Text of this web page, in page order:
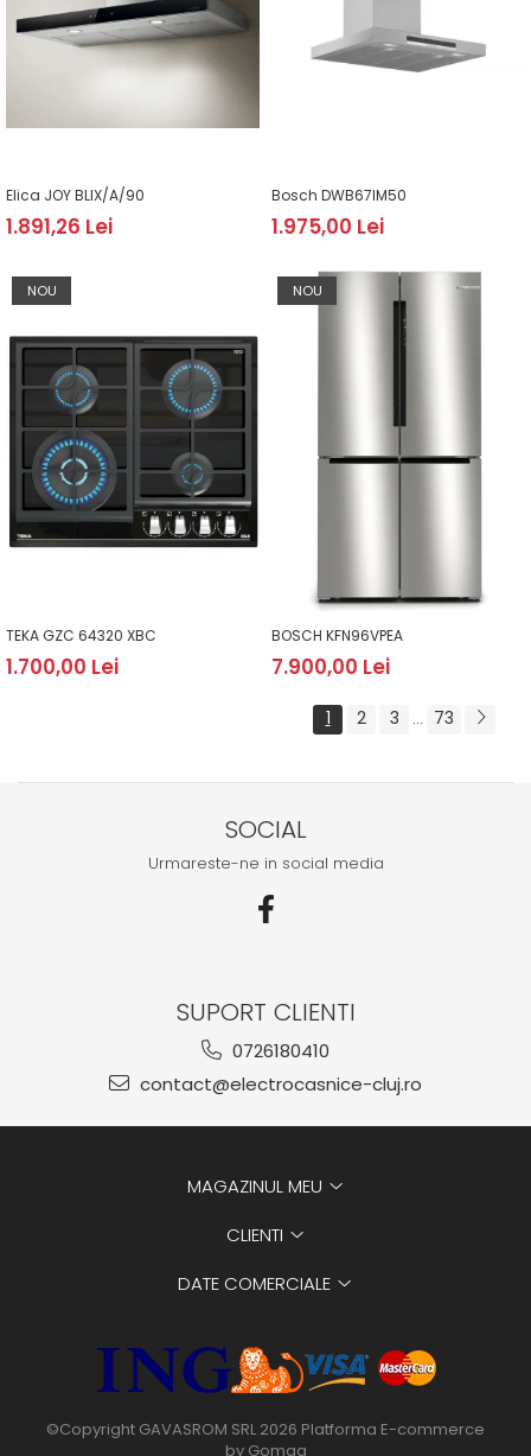
Elica JOY BLIX/A/90
1.891,26 Lei
Bosch DWB67IM50
1.975,00 Lei
NOU
TEKA GZC 64320 XBC
1.700,00 Lei
NOU
BOSCH KFN96VPEA
7.900,00 Lei
1 2 3 ... 73
SOCIAL
Urmareste-ne in social media
SUPORT CLIENTI
0726180410
contact@electrocasnice-cluj.ro
MAGAZINUL MEU
CLIENTI
DATE COMERCIALE
©Copyright GAVASROM SRL 2026 Platforma E-commerce
by Gomag